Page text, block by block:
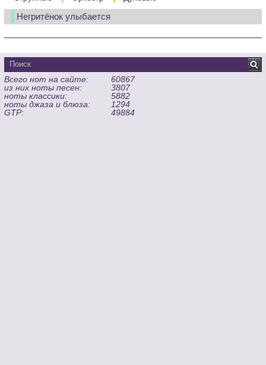
Негритёнок улыбается
Всего нот на сайте:
60867
из них ноты песен:
3807
ноты классики:
5882
ноты джаза и блюза:
1294
GTP:
49884